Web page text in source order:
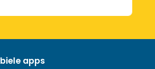
apps